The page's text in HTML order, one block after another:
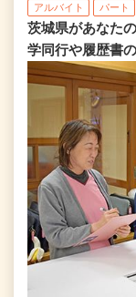
アルバイト パート
茨城県があなた
学同行や履歴書